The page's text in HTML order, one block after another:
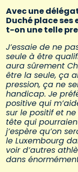
Avec une
Duché place
t-on une telle
J’essaie de ne
seule à être
aura sûrement
être la seule, ça
pression, ça ne
handicap. Je
positive qui
sur le positif et
tête qui
j’espère qu’on
le Luxembourg
voir d’autres
dans